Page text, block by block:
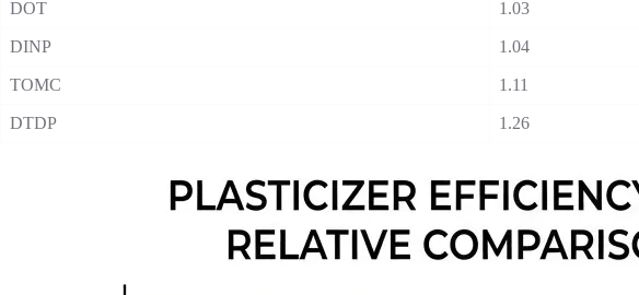
DOT 1.03
DINP 1.04
TOMC 1.11
DTDP 1.26